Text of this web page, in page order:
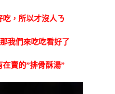
，所以才沒人ㄋ
我們來吃吃看好了
在賣的”排骨酥湯”